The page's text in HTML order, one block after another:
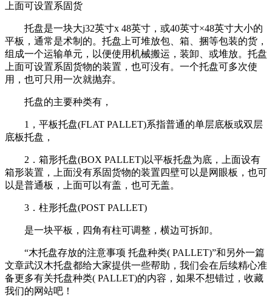
上面可设置系固货
托盘是一块大j32英寸x 48英寸，或40英寸×48英寸大小的
平板，通常是术制的。托盘上可堆放包、箱、捆等包装的货，
组成一个运输单元，以便使用机械搬运，装卸、或堆放。托盘
上面可设置系固货物的装置，也可没有。一个托盘可多次使
用，也可只用一次就抛弃。
托盘的主要种类有，
1，平板托盘(FLAT PALLET)系指普通的单层底板或双层
底板托盘，
2．箱形托盘(BOX PALLET)以平板托盘为底，上面设有
箱形装置，上面没有系固货物的装置四壁可以是网眼板，也可
以是普通板，上面可以有盖，也可无盖。
3．柱形托盘(POST PALLET)
是一块平板，四角有柱可调整，横边可拆卸。
“木托盘存放的注意事项 托盘种类( PALLET)”和另外一篇
文章武汉木托盘都给大家提供一些帮助，我们会在后续精心准
备更多有关托盘种类( PALLET)的内容，如果不想错过，收藏
我们的网站吧！